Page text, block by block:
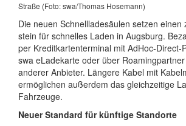
Straße (Foto: swa/Thomas Hosemann)
Die neuen Schnell­lade­säulen setzen
stein für schnelles Laden in Augsburg.
per Kredit­karten­terminal mit AdHoc-Direct-
swa eLade­karte oder über
anderer Anbieter. Längere Kabel mit
ermöglichen außerdem das gleich­zeitige
Fahr­zeuge.
Neuer Standard für künftige Standorte